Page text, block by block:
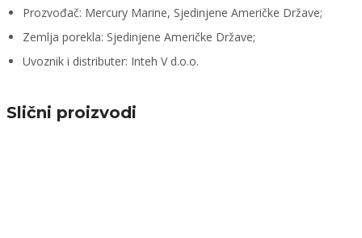
Prozvođač: Mercury Marine, Sjedinjene Američke Države;
Zemlja porekla: Sjedinjene Američke Države;
Uvoznik i distributer: Inteh V d.o.o.
Slični proizvodi